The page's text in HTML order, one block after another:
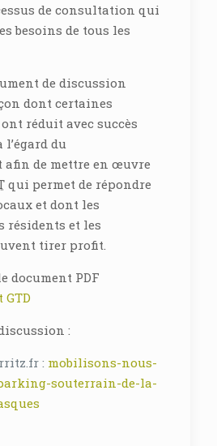
de consultation qui
besoins de tous les
de discussion
dont certaines
réduit avec succès
du
de mettre en œuvre
qui permet de répondre
et dont les
résidents et les
tirer profit.
document PDF
:
: mobilisons-nous-
souterrain-de-la-